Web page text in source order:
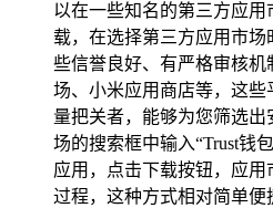
以在一些知名的第三方应用
载，在选择第三方应用市
些信誉良好、有严格审核
场、小米应用商店等，这
量把关者，能够为您筛选
场的搜索框中输入“Trust钱
应用，点击下载按钮，应
过程，这种方式相对简单便